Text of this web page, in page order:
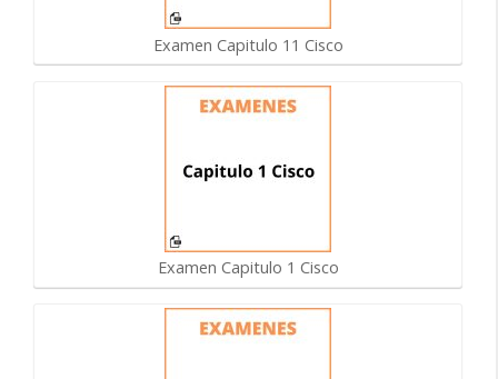
Examen Capitulo 11 Cisco
Examen Capitulo 1 Cisco